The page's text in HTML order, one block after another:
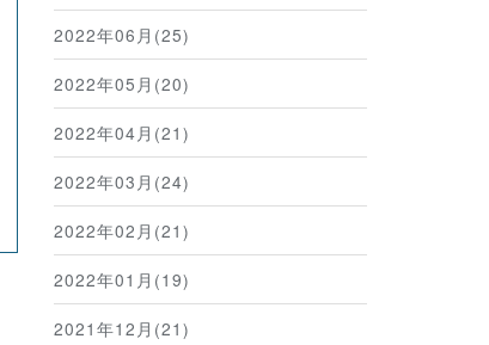
2022年06月(25)
2022年05月(20)
2022年04月(21)
2022年03月(24)
2022年02月(21)
2022年01月(19)
2021年12月(21)